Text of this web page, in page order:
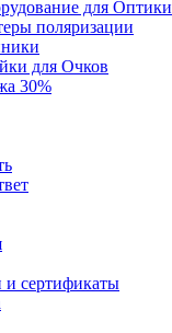
для Оптики
поляризации
для Очков
30%
и сертификаты